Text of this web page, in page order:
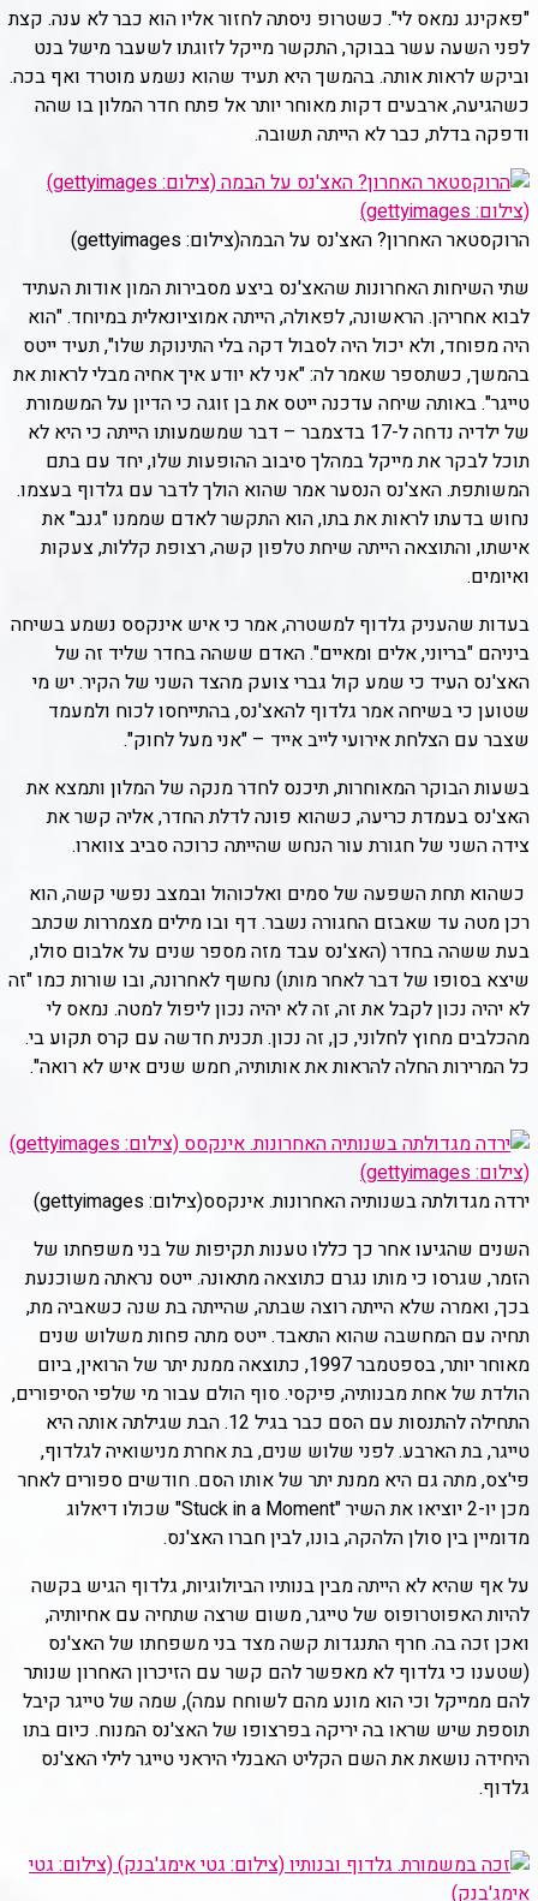
"פאקינג נמאס לי". כשטרופ ניסתה לחזור אליו הוא כבר לא ענה. קצת
לפני השעה עשר בבוקר, התקשר מייקל לזוגתו לשעבר מישל בנט
וביקש לראות אותה. בהמשך היא תעיד שהוא נשמע מוטרד ואף בכה.
כשהגיעה, ארבעים דקות מאוחר יותר אל פתח חדר המלון בו שהה
ודפקה בדלת, כבר לא הייתה תשובה.
הרוקסטאר האחרון? האצ'נס על הבמה(צילום: gettyimages)
שתי השיחות האחרונות שהאצ'נס ביצע מסבירות המון אודות העתיד
לבוא אחריהן. הראשונה, לפאולה, הייתה אמוציונאלית במיוחד. "הוא
היה מפוחד, ולא יכול היה לסבול דקה בלי התינוקת שלו", תעיד ייטס
בהמשך, כשתספר שאמר לה: "אני לא יודע איך אחיה מבלי לראות את
טייגר". באותה שיחה עדכנה ייטס את בן זוגה כי הדיון על המשמורת
של ילדיה נדחה ל-17 בדצמבר – דבר שמשמעותו הייתה כי היא לא
תוכל לבקר את מייקל במהלך סיבוב ההופעות שלו, יחד עם בתם
המשותפת. האצ'נס הנסער אמר שהוא הולך לדבר עם גלדוף בעצמו.
נחוש בדעתו לראות את בתו, הוא התקשר לאדם שממנו "גנב" את
אישתו, והתוצאה הייתה שיחת טלפון קשה, רצופת קללות, צעקות
ואיומים.
בעדות שהעניק גלדוף למשטרה, אמר כי איש אינקסס נשמע בשיחה
ביניהם "בריוני, אלים ומאיים". האדם ששהה בחדר שליד זה של
האצ'נס העיד כי שמע קול גברי צועק מהצד השני של הקיר. יש מי
שטוען כי בשיחה אמר גלדוף להאצ'נס, בהתייחסו לכוח ולמעמד
שצבר עם הצלחת אירועי לייב אייד – "אני מעל לחוק".
בשעות הבוקר המאוחרות, תיכנס לחדר מנקה של המלון ותמצא את
האצ'נס בעמדת כריעה, כשהוא פונה לדלת החדר, אליה קשר את
צידה השני של חגורת עור הנחש שהייתה כרוכה סביב צווארו.
כשהוא תחת השפעה של סמים ואלכוהול ובמצב נפשי קשה, הוא
רכן מטה עד שאבזם החגורה נשבר. דף ובו מילים מצמררות שכתב
בעת ששהה בחדר (האצ'נס עבד מזה מספר שנים על אלבום סולו,
שיצא בסופו של דבר לאחר מותו) נחשף לאחרונה, ובו שורות כמו "זה
לא יהיה נכון לקבל את זה, זה לא יהיה נכון ליפול למטה. נמאס לי
מהכלבים מחוץ לחלוני, כן, זה נכון. תכנית חדשה עם קרס תקוע בי.
כל המרירות החלה להראות את אותותיה, חמש שנים איש לא רואה".
ירדה מגדולתה בשנותיה האחרונות. אינקסס(צילום: gettyimages)
השנים שהגיעו אחר כך כללו טענות תקיפות של בני משפחתו של
הזמר, שגרסו כי מותו נגרם כתוצאה מתאונה. ייטס נראתה משוכנעת
בכך, ואמרה שלא הייתה רוצה שבתה, שהייתה בת שנה כשאביה מת,
תחיה עם המחשבה שהוא התאבד. ייטס מתה פחות משלוש שנים
מאוחר יותר, בספטמבר 1997, כתוצאה ממנת יתר של הרואין, ביום
הולדת של אחת מבנותיה, פיקסי. סוף הולם עבור מי שלפי הסיפורים,
התחילה להתנסות עם הסם כבר בגיל 12. הבת שגילתה אותה היא
טייגר, בת הארבע. לפני שלוש שנים, בת אחרת מנישואיה לגלדוף,
פי'צס, מתה גם היא ממנת יתר של אותו הסם. חודשים ספורים לאחר
מכן יו-2 יוציאו את השיר "Stuck in a Moment" שכולו דיאלוג
מדומיין בין סולן הלהקה, בונו, לבין חברו האצ'נס.
על אף שהיא לא הייתה מבין בנותיו הביולוגיות, גלדוף הגיש בקשה
להיות האפוטרופוס של טייגר, משום שרצה שתחיה עם אחיותיה,
ואכן זכה בה. חרף התנגדות קשה מצד בני משפחתו של האצ'נס
(שטענו כי גלדוף לא מאפשר להם קשר עם הזיכרון האחרון שנותר
להם ממייקל וכי הוא מונע מהם לשוחח עמה), שמה של טייגר קיבל
תוספת שיש שראו בה יריקה בפרצופו של האצ'נס המנוח. כיום בתו
היחידה נושאת את השם הקליט האבנלי היראני טייגר לילי האצ'נס
גלדוף.